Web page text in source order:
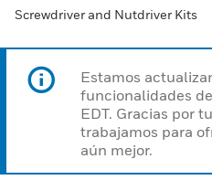
Screwdriver and Nutdriver Kits
Estamos
funcionalidades
EDT. Gracias por
trabajamos para
aún mejor.